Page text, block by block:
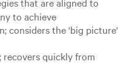
to achieve
considers the 'big picture'
recovers quickly from